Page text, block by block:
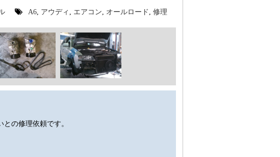
A6, アウディ エアコン オールロード 修理
の修理依頼です。